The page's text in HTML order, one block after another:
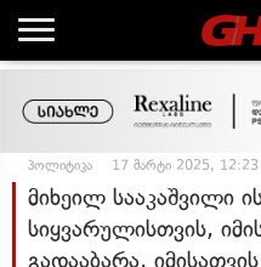
პოლიტიკა 17 მარტი 2025, 12:23
მიხეილ სააკაშვილი
სიყვარულისთვის,
გადააბარა,